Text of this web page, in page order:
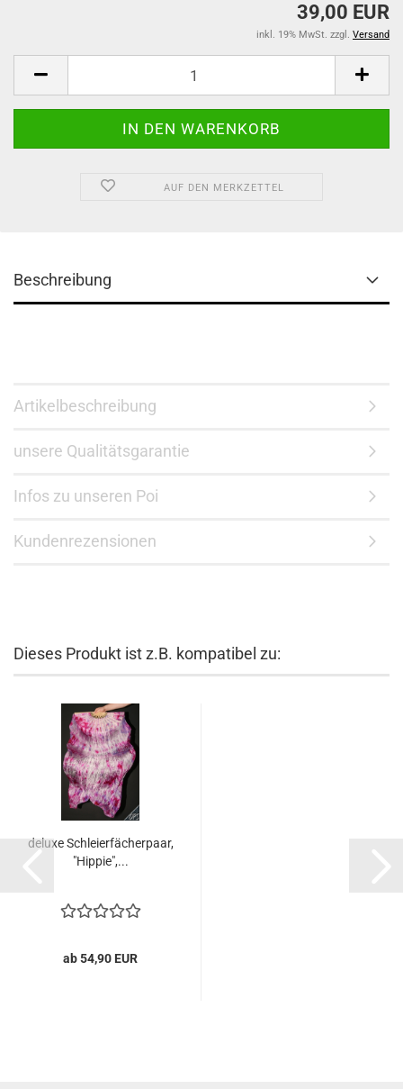
39,00 EUR
inkl. 19% MwSt. zzgl. Versand
AUF DEN MERKZETTEL
Beschreibung
Artikelbeschreibung
unsere Qualitätsgarantie
Infos zu unseren Poi
Kundenrezensionen
Dieses Produkt ist z.B. kompatibel zu:
deluxe Schleierfächerpaar,
"Hippie",...
ab 54,90 EUR